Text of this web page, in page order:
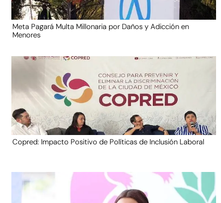
Meta Pagará Multa Millonaria por Daños y Adicción en
Menores
Copred: Impacto Positivo de Políticas de Inclusión Laboral